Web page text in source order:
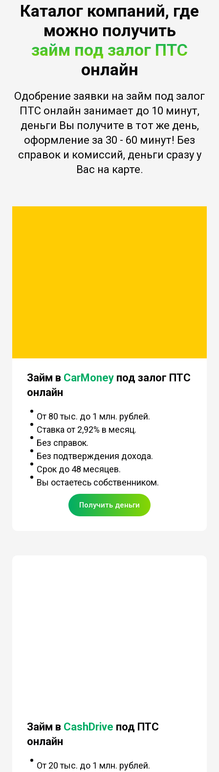
Каталог компаний, где
можно получить
займ под залог ПТС
онлайн
Одобрение заявки на займ под залог
ПТС онлайн занимает до 10 минут,
деньги Вы получите в тот же день,
оформление за 30 - 60 минут! Без
справок и комиссий, деньги сразу у
Вас на карте.
Займ в CarMoney под залог ПТС
онлайн
От 80 тыс. до 1 млн. рублей.
Ставка от 2,92% в месяц.
Без справок.
Без подтверждения дохода.
Срок до 48 месяцев.
Вы остаетесь собственником.
Получить деньги
Займ в CashDrive под ПТС
онлайн
От 20 тыс. до 1 млн. рублей.